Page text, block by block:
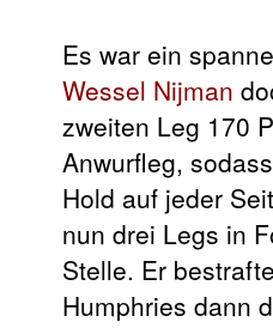
Es war ein
Wessel Nijman
zweiten Leg 170
Anwurfleg,
Hold auf jeder
nun drei Legs in
Stelle. Er
Humphries dann